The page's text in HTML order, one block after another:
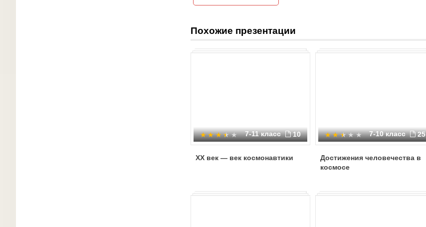
Похожие презентации
7-11 класс 10
ХХ век — век космонавтики
7-10 класс 25
Достижения человечества в
космосе